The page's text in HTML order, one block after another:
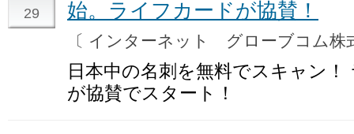
29
始。ライフカードが協賛！
〔 インターネット グローブコム
日本中の名刺を無料でスキャン
が協賛でスタート！